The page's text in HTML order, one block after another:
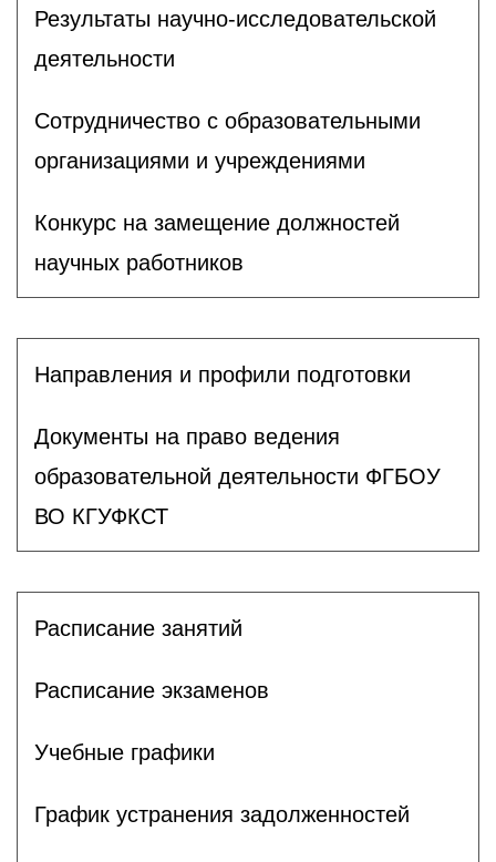
Результаты научно-исследовательской
деятельности
Сотрудничество с образовательными
организациями и учреждениями
Конкурс на замещение должностей
научных работников
Направления и профили подготовки
Документы на право ведения
образовательной деятельности ФГБОУ
ВО КГУФКСТ
Расписание занятий
Расписание экзаменов
Учебные графики
График устранения задолженностей